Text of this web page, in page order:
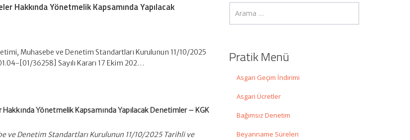
Hakkında Yönetmelik Kapsamında Yapılacak
Muhasebe ve Denetim Standartları Kurulunun 11/10/2025
[01/36258] Sayılı Kararı 17 Ekim 202…
Yönetmelik Kapsamında Yapılacak Denetimler – KGK
ve Denetim Standartları Kurulunun 11/10/2025 Tarihli ve
Pratik Menü
Asgari Geçim İndirimi
Asgari Ücretler
Bağımsız Denetim
Beyanname Süreleri